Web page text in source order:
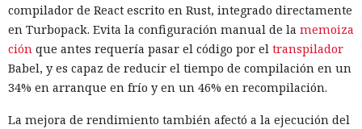
Shenzhen y Macao.
Un escenario similar ya se desarrolló con el fabricante de
chips de memoria Micron Technology. En 2023, la
Administración del Ciberespacio de China determinó que
los productos de la compañía no superaron la revisión y
prohibió a los operadores de infraestructura crítica del país
compilador de React escrito en Rust, integrado directamente
en Turbopack. Evita la configuración manual de la memoiza
ción que antes requería pasar el código por el transpilador
Babel, y es capaz de reducir el tiempo de compilación en un
34% en arranque en frío y en un 46% en recompilación.
La mejora de rendimiento también afectó a la ejecución del